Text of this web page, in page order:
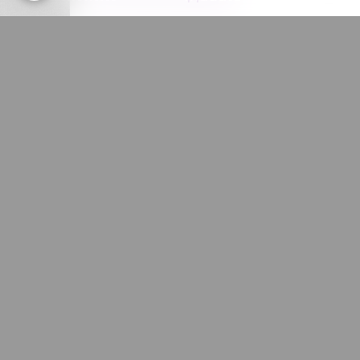
Site